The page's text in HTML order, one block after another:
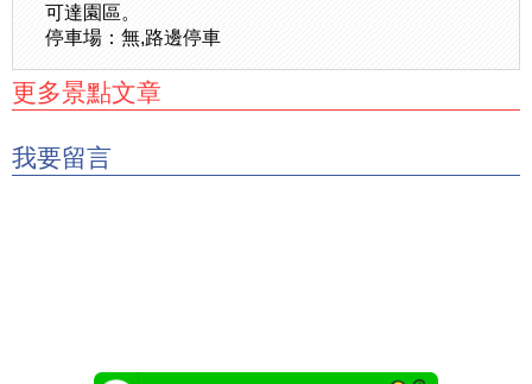
可達園區。
停車場：無,路邊停車
更多景點文章
我要留言